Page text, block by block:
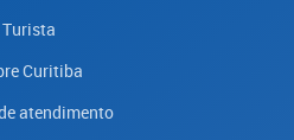
Turista
Curitiba
atendimento